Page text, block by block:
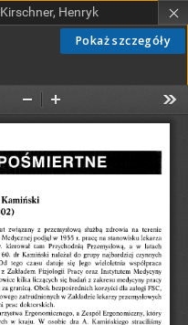
Pokaż szczegóły
Kirschner, Henryk